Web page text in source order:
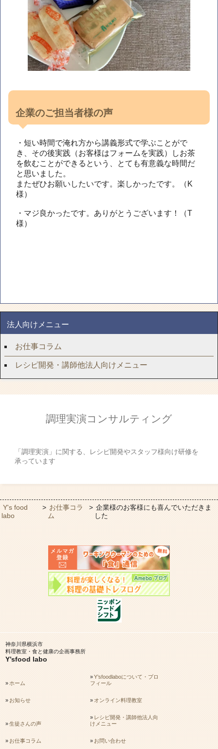
企業のご担当者様の声
・短い時間で淹れ方から講義形式で学ぶことがで
き、その後実践（お客様はフォームを実践）しお茶
を飲むことができるという、とても有意義な時間だ
と思いました。
またぜひお願いしたいです。楽しかったです。（K
様）
・マジ良かったです。ありがとうございます！（T
様）
法人向けメニュー
お仕事コラム
レシピ開発・講師他法人向けメニュー
調理実演コンサルティング
「調理実演」に関する、レシピ開発やスタッフ様向け研修を
承っています
Y's food
labo
> お仕事コラ
ム
> 企業様のお客様にも喜んでいただきま
した
神奈川県横浜市
料理教室・食と健康の企画事務所
Y’sfood labo
ホーム
Y’sfoodlaboについて・プロ
フィール
お知らせ オンライン料理教室
生徒さんの声
レシピ開発・講師他法人向
けメニュー
お仕事コラム お問い合わせ